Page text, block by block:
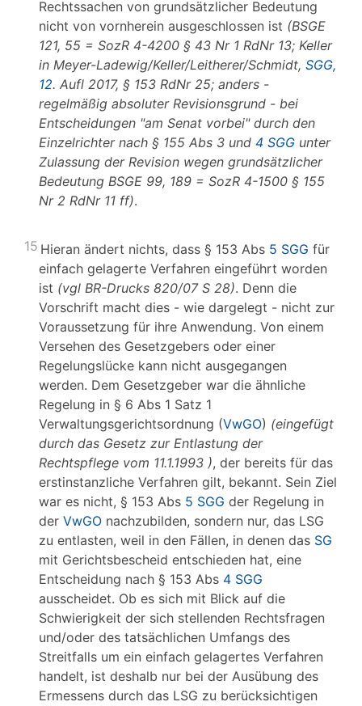
Rechtssachen von grundsätzlicher Bedeutung
nicht von vornherein ausgeschlossen ist (BSGE
121, 55 = SozR 4-4200 § 43 Nr 1 RdNr 13; Keller
in Meyer-Ladewig/Keller/Leitherer/Schmidt, SGG,
12. Aufl 2017, § 153 RdNr 25; anders -
regelmäßig absoluter Revisionsgrund - bei
Entscheidungen "am Senat vorbei" durch den
Einzelrichter nach § 155 Abs 3 und 4 SGG unter
Zulassung der Revision wegen grundsätzlicher
Bedeutung BSGE 99, 189 = SozR 4-1500 § 155
Nr 2 RdNr 11 ff).
15 Hieran ändert nichts, dass § 153 Abs 5 SGG für
einfach gelagerte Verfahren eingeführt worden
ist (vgl BR-Drucks 820/07 S 28). Denn die
Vorschrift macht dies - wie dargelegt - nicht zur
Voraussetzung für ihre Anwendung. Von einem
Versehen des Gesetzgebers oder einer
Regelungslücke kann nicht ausgegangen
werden. Dem Gesetzgeber war die ähnliche
Regelung in § 6 Abs 1 Satz 1
Verwaltungsgerichtsordnung (VwGO) (eingefügt
durch das Gesetz zur Entlastung der
Rechtspflege vom 11.1.1993 ), der bereits für das
erstinstanzliche Verfahren gilt, bekannt. Sein Ziel
war es nicht, § 153 Abs 5 SGG der Regelung in
der VwGO nachzubilden, sondern nur, das LSG
zu entlasten, weil in den Fällen, in denen das SG
mit Gerichtsbescheid entschieden hat, eine
Entscheidung nach § 153 Abs 4 SGG
ausscheidet. Ob es sich mit Blick auf die
Schwierigkeit der sich stellenden Rechtsfragen
und/oder des tatsächlichen Umfangs des
Streitfalls um ein einfach gelagertes Verfahren
handelt, ist deshalb nur bei der Ausübung des
Ermessens durch das LSG zu berücksichtigen